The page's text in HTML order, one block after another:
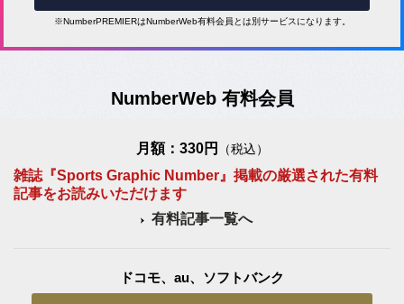
※NumberPREMIERはNumberWeb有料会員とは別サービスになります。
NumberWeb 有料会員
月額：330円 （税込）
雑誌『Sports Graphic Number』掲載の厳選された有料
記事をお読みいただけます
有料記事一覧へ
ドコモ、au、ソフトバンク